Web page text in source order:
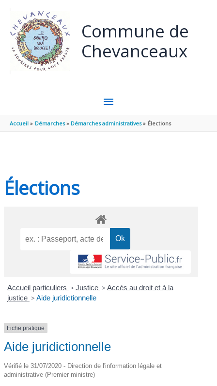
Commune de
Chevanceaux
MENU
PRINCIPAL
Accueil Démarches Démarches administratives Élections
Élections
Accueil particuliers > Justice > Accès au droit et à la
justice > Aide juridictionnelle
Fiche pratique
Aide juridictionnelle
Vérifié le 31/07/2020 - Direction de l'information légale et
administrative (Premier ministre)